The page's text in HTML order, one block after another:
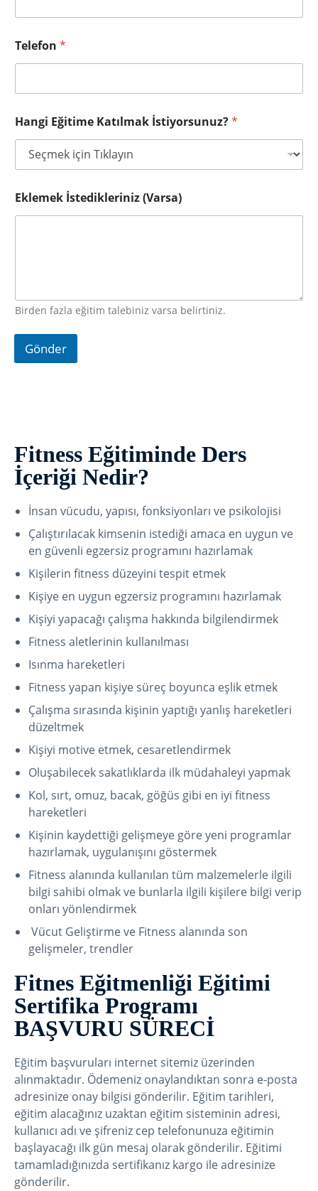
Telefon *
Hangi Eğitime Katılmak İstiyorsunuz?*
Eklemek İstedikleriniz (Varsa)
Birden fazla eğitim talebiniz varsa belirtiniz.
Gönder
Fitness Eğitiminde Ders
İçeriği Nedir?
İnsan vücudu, yapısı, fonksiyonları ve psikolojisi
Çalıştırılacak kimsenin istediği amaca en uygun ve
en güvenli egzersiz programını hazırlamak
Kişilerin fitness düzeyini tespit etmek
Kişiye en uygun egzersiz programını hazırlamak
Kişiyi yapacağı çalışma hakkında bilgilendirmek
Fitness aletlerinin kullanılması
Isınma hareketleri
Fitness yapan kişiye süreç boyunca eşlik etmek
Çalışma sırasında kişinin yaptığı yanlış hareketleri
düzeltmek
Kişiyi motive etmek, cesaretlendirmek
Oluşabilecek sakatlıklarda ilk müdahaleyi yapmak
Kol, sırt, omuz, bacak, göğüs gibi en iyi fitness
hareketleri
Kişinin kaydettiği gelişmeye göre yeni programlar
hazırlamak, uygulanışını göstermek
Fitness alanında kullanılan tüm malzemelerle ilgili
bilgi sahibi olmak ve bunlarla ilgili kişilere bilgi verip
onları yönlendirmek
Vücut Geliştirme ve Fitness alanında son
gelişmeler, trendler
Fitnes Eğitmenliği Eğitimi
Sertifika Programı
BAŞVURU SÜRECİ
Eğitim başvuruları internet sitemiz üzerinden
alınmaktadır. Ödemeniz onaylandıktan sonra e-posta
adresinize onay bilgisi gönderilir. Eğitim tarihleri,
eğitim alacağınız uzaktan eğitim sisteminin adresi,
kullanıcı adı ve şifreniz cep telefonunuza eğitimin
başlayacağı ilk gün mesaj olarak gönderilir. Eğitimi
tamamladığınızda sertifikanız kargo ile adresinize
gönderilir.